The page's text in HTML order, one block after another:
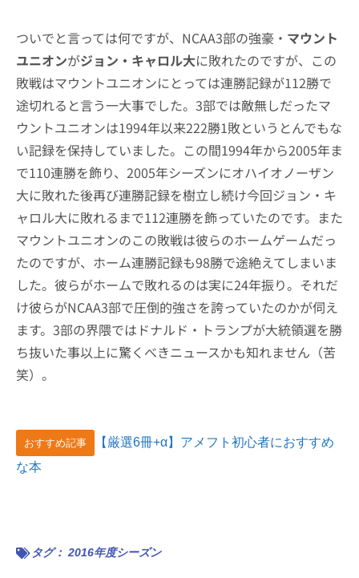
ついでと言っては何ですが、NCAA3部の強豪・ マウント
ユニオンがジョン・キャロル大に敗れたのですが、この
敗戦はマウントユニオンにとっては連勝記録が112勝で
途切れると言う一大事でした。3部では敵無しだったマ
ウントユニオンは1994年以来222勝1敗というとんでもな
い記録を保持していました。この間1994年から2005年ま
で110連勝を飾り、2005年シーズンにオハイオノーザン
大に敗れた後再び連勝記録を樹立し続け今回ジョン・キ
ャロル大に敗れるまで112連勝を飾っていたのです。また
マウントユニオンのこの敗戦は彼らのホームゲームだっ
たのですが、ホーム連勝記録も98勝で途絶えてしまいま
した。彼らがホームで敗れるのは実に24年振り。それだ
け彼らがNCAA3部で圧倒的強さを誇っていたのかが伺え
ます。3部の界隈ではドナルド・トランプが大統領選を勝
ち抜いた事以上に驚くべきニュースかも知れません（苦
笑）。
おすすめ記事
【厳選6冊+α】アメフト初心者におすすめ
な本
タグ： 2016年度シーズン